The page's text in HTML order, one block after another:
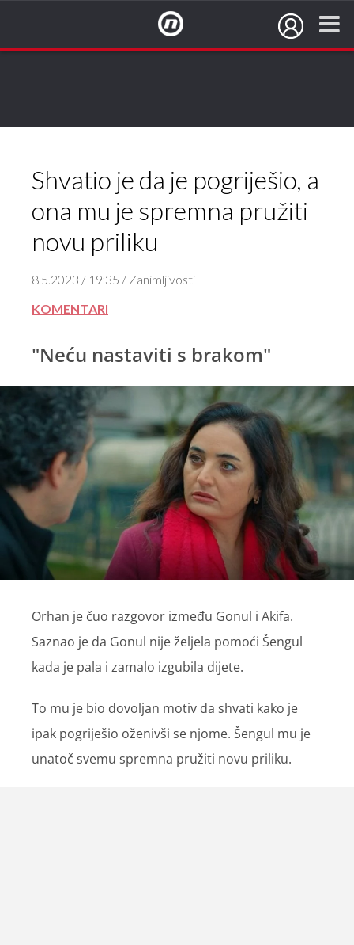
Shvatio je da je pogriješio, a
ona mu je spremna pružiti
novu priliku
8.5.2023 / 19:35 / Zanimljivosti
KOMENTARI
"Neću nastaviti s brakom"
Orhan je čuo razgovor između Gonul i Akifa.
Saznao je da Gonul nije željela pomoći Šengul
kada je pala i zamalo izgubila dijete.
To mu je bio dovoljan motiv da shvati kako je
ipak pogriješio oženivši se njome. Šengul mu je
unatoč svemu spremna pružiti novu priliku.